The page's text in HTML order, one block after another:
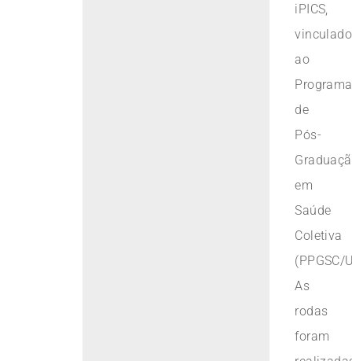
iPICS,
vinculado
ao
Programa
de
Pós-
em
Saúde
Coletiva
(PPGSC/
As
rodas
foram